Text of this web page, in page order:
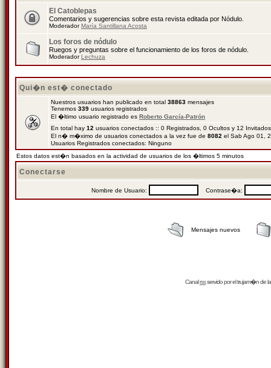
El Catoblepas
Comentarios y sugerencias sobre esta revista editada por Nódulo.
ModeradorMaría Santillana Acosta
Los foros de nódulo
Ruegos y preguntas sobre el funcionamiento de los foros de nódulo.
ModeradorLechuza
Qui�n est� conectado
Nuestros usuarios han publicado en total 38863 mensajes
Tenemos 339 usuarios registrados
El �ltimo usuario registrado es Roberto García-Patrón
En total hay 12 usuarios conectados :: 0 Registrados, 0 Ocultos y 12
El n� m�ximo de usuarios conectados a la vez fue de 8082 el Sab Ago 01,
Usuarios Registrados conectados: Ninguno
Estos datos est�n basados en la actividad de usuarios de los �ltimos 5 minutos
Conectarse
Nombre de Usuario: Contrase�a:
Mensajes nuevos
Canalrssservido por eltrujam�nde